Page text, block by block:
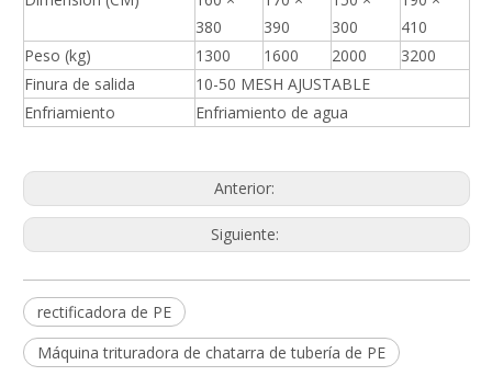
380
390
300
410
Peso (kg)
1300 1600 2000
3200
Finura de salida
10-50 MESH AJUSTABLE
Enfriamiento
Enfriamiento de agua
Anterior:
Siguiente:
rectificadora de PE
Máquina trituradora de chatarra de tubería de PE